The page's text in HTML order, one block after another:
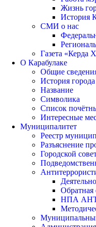
Жизнь
История
СМИ о нас
Газета «Керда
О Карабулаке
Общие
История города
Название
Символика
Список
Интересные
Муниципалитет
Реестр
Разъяснение
Городской
Обратная
НПА